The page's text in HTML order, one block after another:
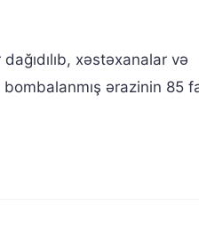
xəstəxanalar və
bombalanmış ərazinin 85